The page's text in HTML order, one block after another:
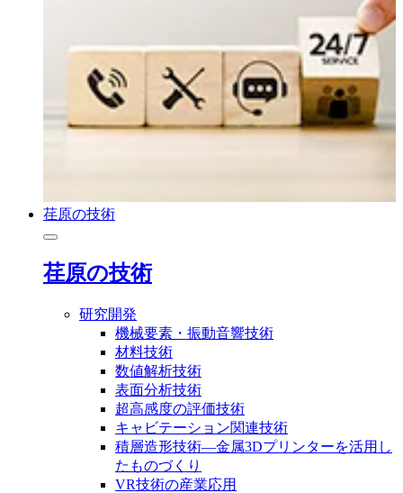
荏原の技術
荏原の技術
研究開発
機械要素・振動音響技術
材料技術
数値解析技術
表面分析技術
超高感度の評価技術
キャビテーション関連技術
積層造形技術―金属3Dプリンターを活用し
たものづくり
VR技術の産業応用